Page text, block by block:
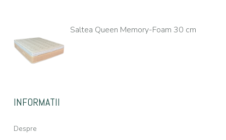
Saltea Queen Memory-Foam 30 cm
INFORMATII
Despre